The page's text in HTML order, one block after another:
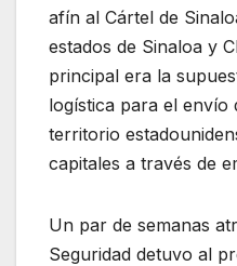
afín al Cártel de
estados de Sinaloa y
principal era la
logística para el envío
territorio
capitales a través de
Un par de semanas
Seguridad detuvo al